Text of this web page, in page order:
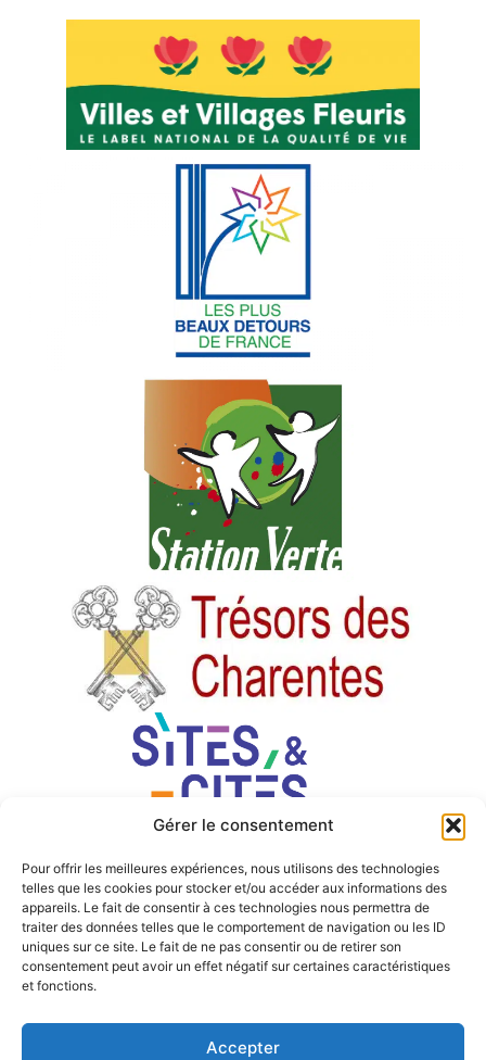
Gérer le consentement
Pour offrir les meilleures expériences, nous utilisons des technologies
telles que les cookies pour stocker et/ou accéder aux informations des
appareils. Le fait de consentir à ces technologies nous permettra de
traiter des données telles que le comportement de navigation ou les ID
uniques sur ce site. Le fait de ne pas consentir ou de retirer son
consentement peut avoir un effet négatif sur certaines caractéristiques
et fonctions.
Accepter